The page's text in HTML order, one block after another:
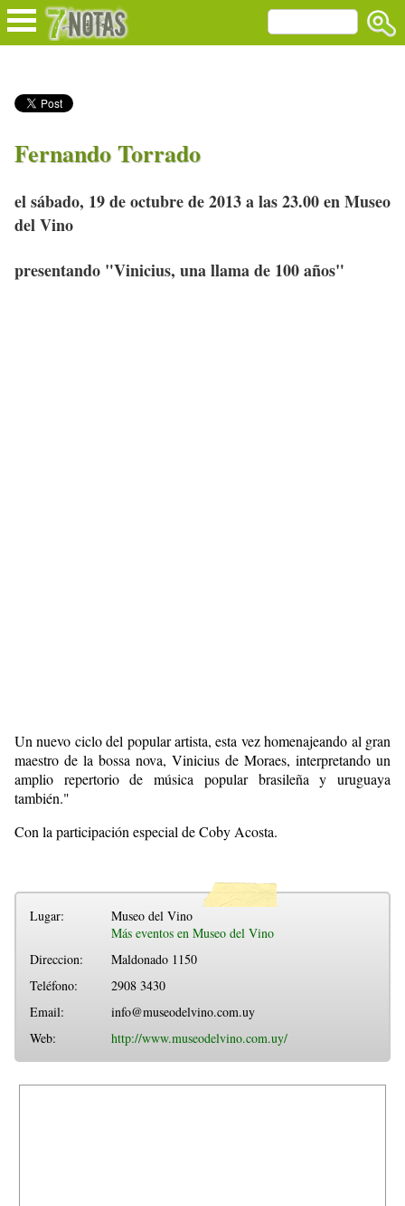
Fernando Torrado
el sábado, 19 de octubre de 2013 a las 23.00 en Museo
del Vino
presentando "Vinicius, una llama de 100 años"
Un nuevo ciclo del popular artista, esta vez homenajeando al gran
maestro de la bossa nova, Vinicius de Moraes, interpretando un
amplio repertorio de música popular brasileña y uruguaya
también."
Con la participación especial de Coby Acosta.
Lugar:
Museo del Vino
Más eventos en Museo del Vino
Direccion:
Maldonado 1150
Teléfono:
2908 3430
Email:
info@museodelvino.com.uy
Web:
http://www.museodelvino.com.uy/